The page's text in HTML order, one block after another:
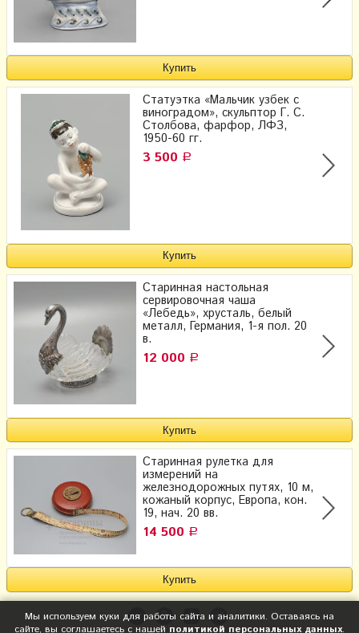
Статуэтка «Мальчик узбек с
виноградом», скульптор Г. С.
Столбова, фарфор, ЛФЗ,
1950-60 гг.
3 500 Р
Старинная настольная
сервировочная чаша
«Лебедь», хрусталь, белый
металл, Германия, 1-я пол. 20
в.
12 000 Р
Старинная рулетка для
измерений на
железнодорожных путях, 10 м,
кожаный корпус, Европа, кон.
19, нач. 20 вв.
14 500 Р
Мы используем куки для работы сайта и аналитики. Оставаясь на
сайте, вы соглашаетесь с нашей политикой персональных данных.